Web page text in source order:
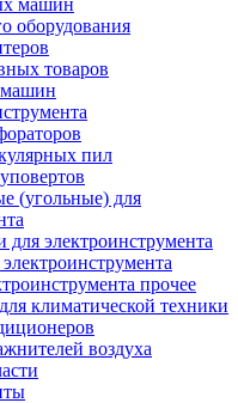
машин
оборудования
товаров
машин
пил
(угольные) для
электроинструмента
прочее
климатической техники
воздуха